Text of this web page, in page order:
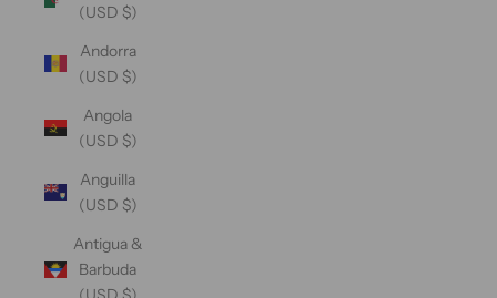
(USD $)
Andorra
(USD $)
Angola
(USD $)
Anguilla
(USD $)
Antigua &
Barbuda